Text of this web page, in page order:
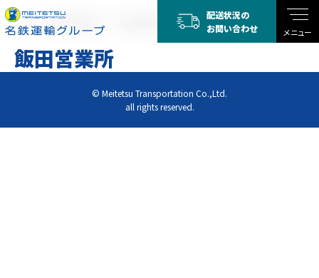
メニュー
配送状況の
お問い合わせ
TOP 飯田営業所
飯田営業所
© Meitetsu Transportation Co.,Ltd.
all rights reserved.